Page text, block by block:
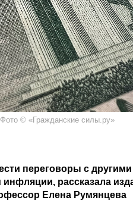
Фото © «Гражданские силы.ру»
переговоры с другими
рассказала
Елена Румянцева